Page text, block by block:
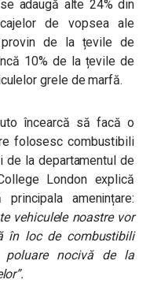
adaugă alte 24% din
de vopsea ale
de la țevile de
10% de la țevile de
grele de marfă.
încearcă să facă o
folosesc combustibili
la departamentul de
London explică
amenințare:
vehiculele noastre vor
în loc de combustibili
nocivă de la
.